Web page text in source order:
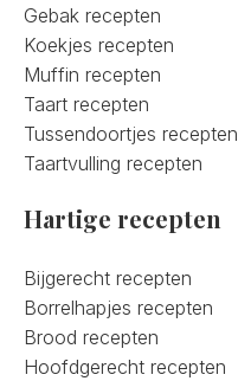
Gebak recepten
Koekjes recepten
Muffin recepten
Taart recepten
Tussendoortjes recepten
Taartvulling recepten
Hartige recepten
Bijgerecht recepten
Borrelhapjes recepten
Brood recepten
Hoofdgerecht recepten